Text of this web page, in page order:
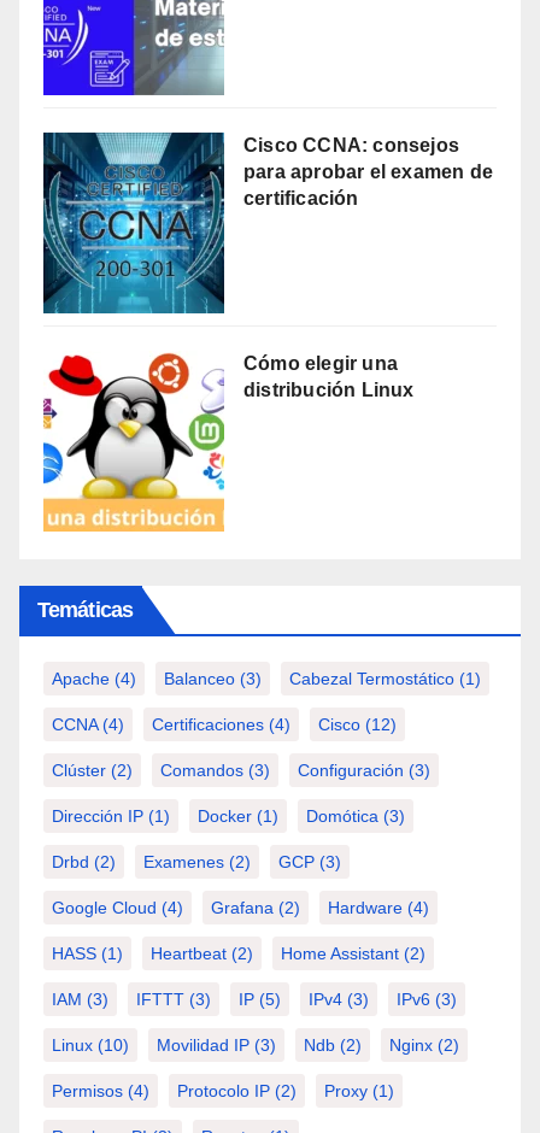
Cisco CCNA: consejos
para aprobar el examen de
certificación
Cómo elegir una
distribución Linux
Temáticas
Apache (4) Balanceo (3) Cabezal Termostático (1)
CCNA(4) Certificaciones (4) Cisco (12)
Clúster (2) Comandos (3) Configuración (3)
Dirección IP (1) Docker (1) Domótica (3)
Drbd (2) Examenes (2) GCP (3)
Google Cloud (4) Grafana (2) Hardware (4)
HASS (1) Heartbeat (2) Home Assistant (2)
IAM (3) IFTTT (3) IP (5) IPv4 (3) IPv6 (3)
Linux (10) Movilidad IP (3) Ndb (2) Nginx (2)
Permisos (4) Protocolo IP (2) Proxy (1)